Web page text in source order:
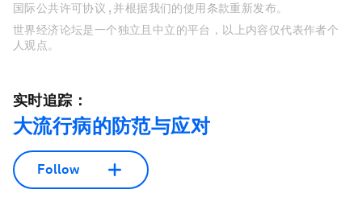
国际公共许可协议 , 并根据我们的使用条款重新发布。
世界经济论坛是一个独立且中立的平台，以上内容仅代表作者个
人观点。
实时追踪：
大流行病的防范与应对
Follow